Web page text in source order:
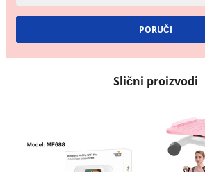
Slični proizvodi